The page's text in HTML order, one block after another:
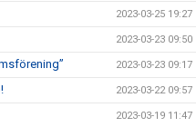
2023-03-25 19:27
2023-03-23 09:50
2023-03-23 09:17
2023-03-22 09:57
2023-03-19 11:47